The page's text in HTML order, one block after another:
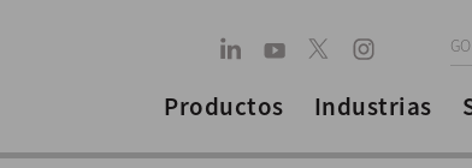
Productos Industrias